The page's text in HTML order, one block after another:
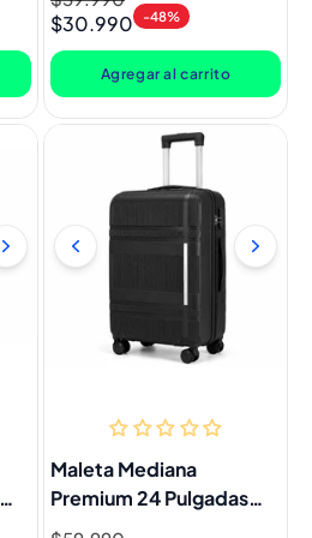
habitual
de
oferta
$30.990 -48%
Agregar al carrito
Maleta Mediana
Premium 24 Pulgadas
Negra Marksman